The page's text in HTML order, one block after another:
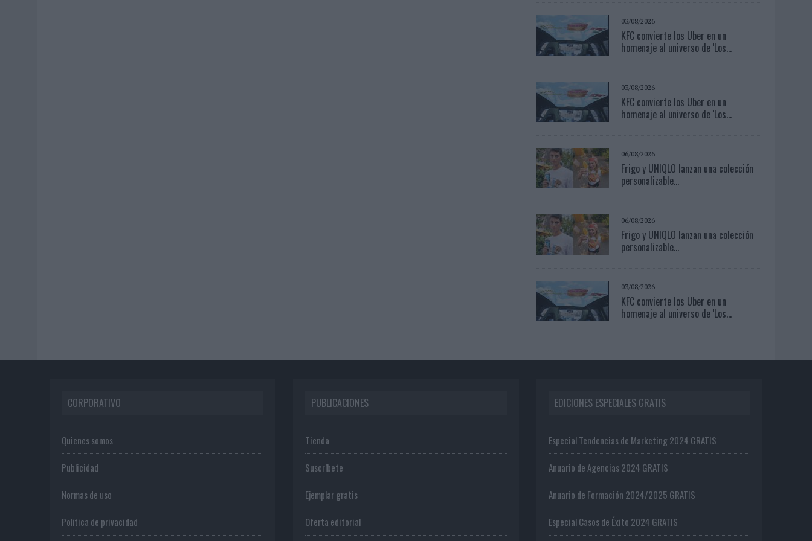
03/08/2026
KFC convierte los Uber en un
homenaje al universo de 'Los...
03/08/2026
KFC convierte los Uber en un
homenaje al universo de 'Los...
06/08/2026
Frigo y UNIQLO lanzan una colección
personalizable...
06/08/2026
Frigo y UNIQLO lanzan una colección
personalizable...
03/08/2026
KFC convierte los Uber en un
homenaje al universo de 'Los...
CORPORATIVO
Quienes somos
Publicidad
Normas de uso
Política de privacidad
PUBLICACIONES
Tienda
Suscríbete
Ejemplar gratis
Oferta editorial
EDICIONES ESPECIALES GRATIS
Especial Tendencias de Marketing 2024 GRATIS
Anuario de Agencias 2024 GRATIS
Anuario de Formación 2024/2025 GRATIS
Especial Casos de Éxito 2024 GRATIS